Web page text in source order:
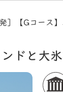
【Gコース
ドと大